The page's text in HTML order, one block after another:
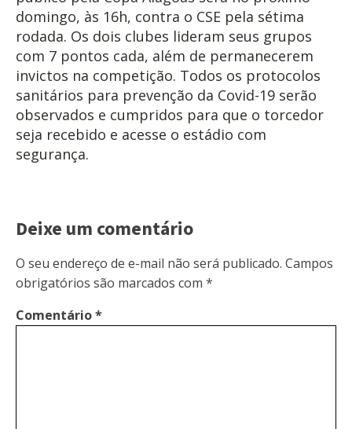
domingo, às 16h, contra o CSE pela sétima
rodada. Os dois clubes lideram seus grupos
com 7 pontos cada, além de permanecerem
invictos na competição. Todos os protocolos
sanitários para prevenção da Covid-19 serão
observados e cumpridos para que o torcedor
seja recebido e acesse o estádio com
segurança.
Deixe um comentário
O seu endereço de e-mail não será publicado. Campos
obrigatórios são marcados com *
Comentário*